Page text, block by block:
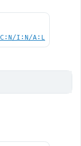
C:N/I:N/A:L